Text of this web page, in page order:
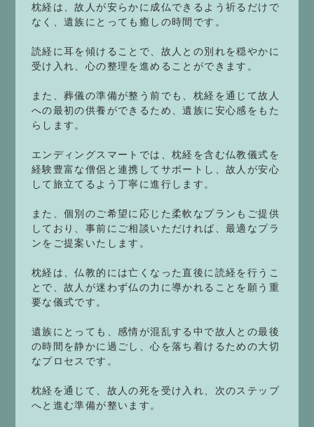
枕経は、故人が安らかに成仏できるよう祈るだけで
なく、遺族にとっても癒しの時間です。
読経に耳を傾けることで、故人との別れを穏やかに
受け入れ、心の整理を進めることができます。
また、葬儀の準備が整う前でも、枕経を通じて故人
への最初の供養ができるため、遺族に安心感をもた
らします。
エンディングスマートでは、枕経を含む仏教儀式を
経験豊富な僧侶と連携してサポートし、故人が安心
して旅立てるよう丁寧に進行します。
また、個別のご希望に応じた柔軟なプランもご提供
しており、事前にご相談いただければ、最適なプラ
ンをご提案いたします。
枕経は、仏教的には亡くなった直後に読経を行うこ
とで、故人が迷わず仏の力に導かれることを願う重
要な儀式です。
遺族にとっても、感情が混乱する中で故人との最後
の時間を静かに過ごし、心を落ち着けるための大切
なプロセスです。
枕経を通じて、故人の死を受け入れ、次のステップ
へと進む準備が整います。